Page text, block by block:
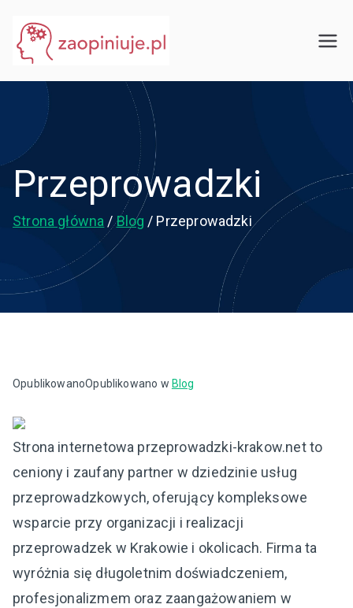
treści
Przeprowadzki
Strona główna Blog Przeprowadzki
OpublikowanoOpublikowano w Blog
Strona internetowa przeprowadzki-krakow.net to
ceniony i zaufany partner w dziedzinie usług
przeprowadzkowych, oferujący kompleksowe
wsparcie przy organizacji i realizacji
przeprowadzek w Krakowie i okolicach. Firma ta
wyróżnia się długoletnim doświadczeniem,
profesjonalizmem oraz zaangażowaniem w